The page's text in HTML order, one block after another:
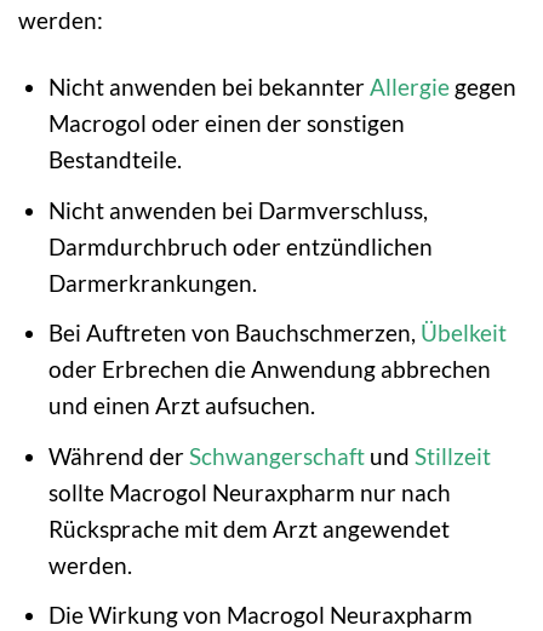
werden:
Nicht anwenden bei bekannterAllergiegegen
Macrogol oder einen der sonstigen
Bestandteile.
Nicht anwenden bei Darmverschluss,
Darmdurchbruch oder entzündlichen
Darmerkrankungen.
Bei Auftreten von Bauchschmerzen, Übelkeit
oder Erbrechen die Anwendung abbrechen
und einen Arzt aufsuchen.
Während derSchwangerschaftund Stillzeit
sollte Macrogol Neuraxpharm nur nach
Rücksprache mit dem Arzt angewendet
werden.
Die Wirkung von Macrogol Neuraxpharm